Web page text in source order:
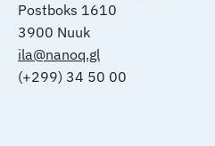
Postboks 1610
3900 Nuuk
ila@nanoq.gl
(+299) 34 50 00